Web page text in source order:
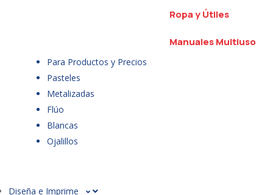
Ropa y Útiles
Manuales Multiuso
Para Productos y Precios
Pasteles
Metalizadas
Flúo
Blancas
Ojalillos
Diseña e Imprime